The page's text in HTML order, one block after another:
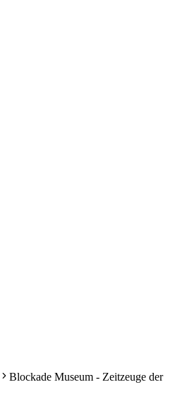
Blockade Museum - Zeitzeuge der